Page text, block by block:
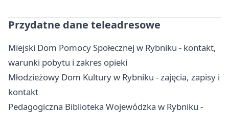
Przydatne dane teleadresowe
Miejski Dom Pomocy Społecznej w Rybniku - kontakt,
warunki pobytu i zakres opieki
Młodzieżowy Dom Kultury w Rybniku - zajęcia, zapisy i
kontakt
Pedagogiczna Biblioteka Wojewódzka w Rybniku -